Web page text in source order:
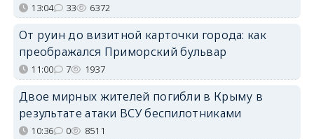
13:04 33 6372
От руин до визитной карточки города: как
преображался Приморский бульвар
11:00 7 1937
Двое мирных жителей погибли в Крыму в
результате атаки ВСУ беспилотниками
10:36 0 8511